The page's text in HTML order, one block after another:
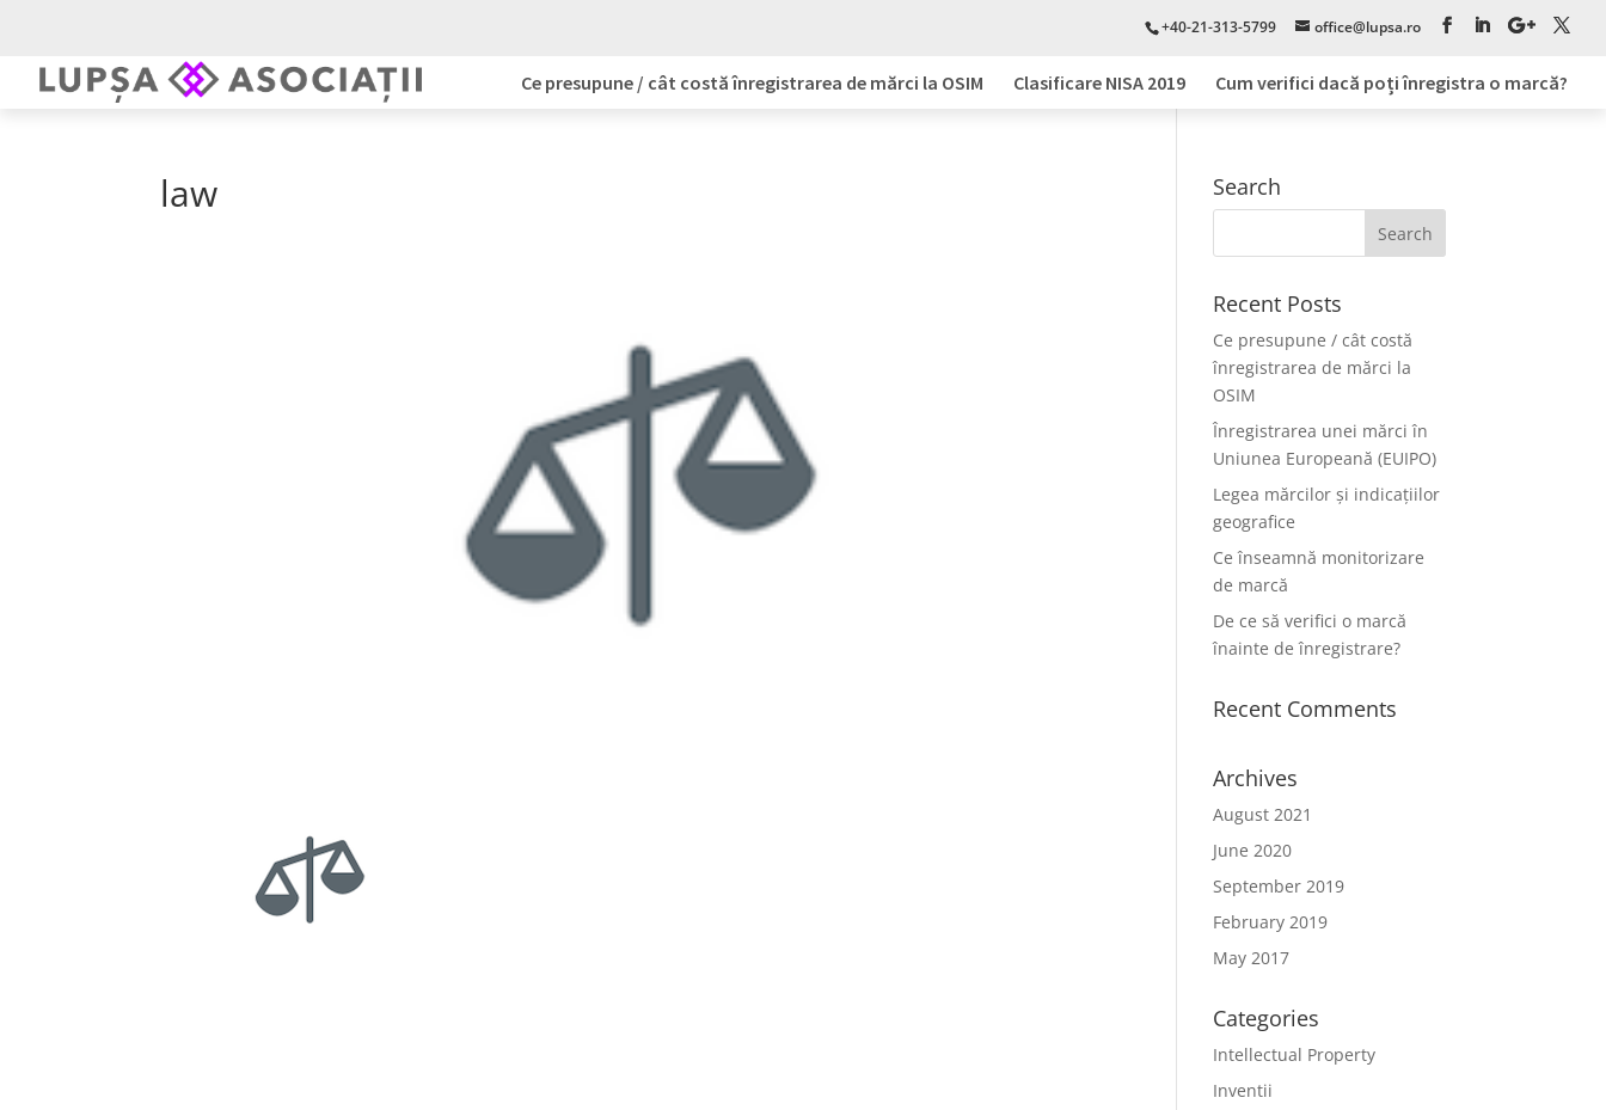
+40-21-313-5799 office@lupsa.ro
Ce presupune / cât costă înregistrarea de mărci la OSIM Clasificare NISA 2019 Cum verifici dacă poți înregistra o marcă?
law Search
Recent Posts
Ce presupune / cât costă
înregistrarea de mărci la
OSIM
Înregistrarea unei mărci în
Uniunea Europeană (EUIPO)
Legea mărcilor și indicațiilor
geografice
Ce înseamnă monitorizare
de marcă
De ce să verifici o marcă
înainte de înregistrare?
Recent Comments
Archives
August 2021
June 2020
September 2019
February 2019
May 2017
Categories
Intellectual Property
Inventii